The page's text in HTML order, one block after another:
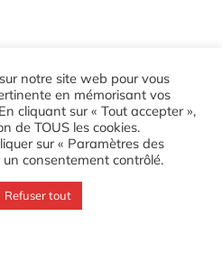
Tous droits réservés
notre site web pour vous
en mémorisant vos
cliquant sur « Tout accepter »,
de TOUS les cookies.
sur « Paramètres des
consentement contrôlé.
Refuser tout